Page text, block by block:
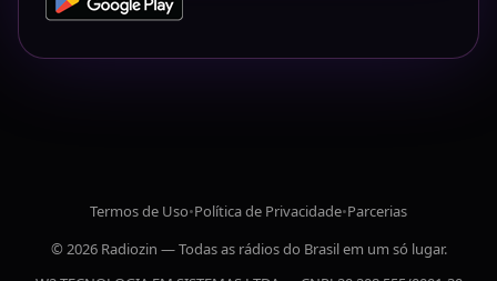
Termos de Uso•Política de Privacidade•Parcerias
© 2026 Radiozin — Todas as rádios do Brasil em um só lugar.